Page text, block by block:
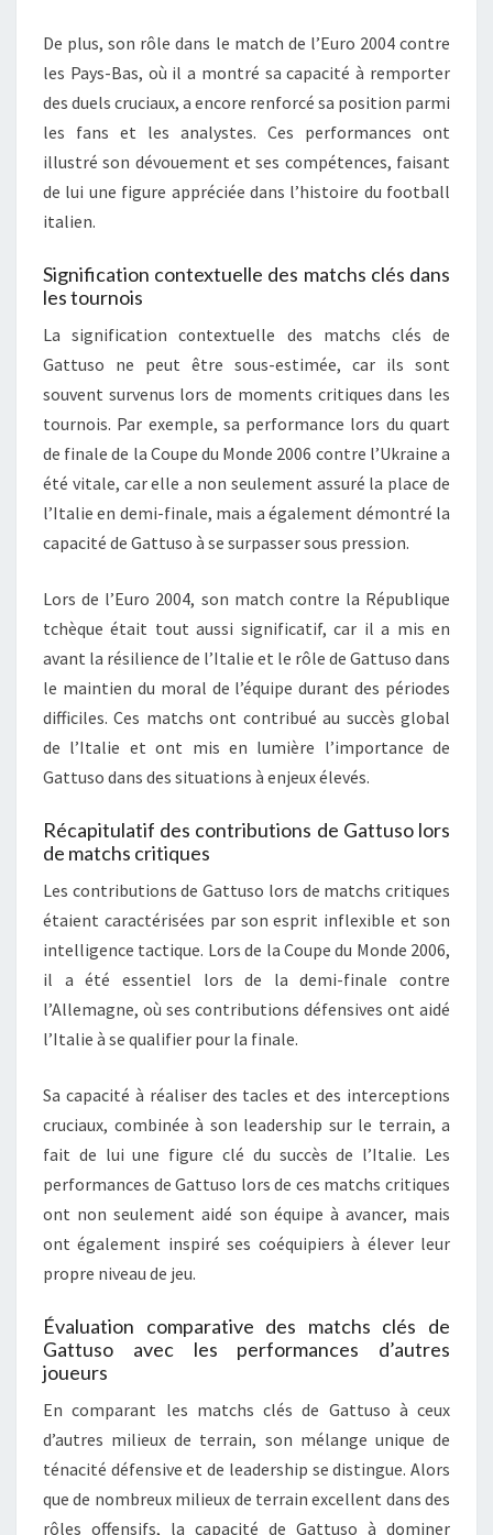
De plus, son rôle dans le match de l’Euro 2004 contre
les Pays-Bas, où il a montré sa capacité à remporter
des duels cruciaux, a encore renforcé sa position parmi
les fans et les analystes. Ces performances ont
illustré son dévouement et ses compétences, faisant
de lui une figure appréciée dans l’histoire du football
italien.
Signification contextuelle des matchs clés dans
les tournois
La signification contextuelle des matchs clés de
Gattuso ne peut être sous-estimée, car ils sont
souvent survenus lors de moments critiques dans les
tournois. Par exemple, sa performance lors du quart
de finale de la Coupe du Monde 2006 contre l’Ukraine a
été vitale, car elle a non seulement assuré la place de
l’Italie en demi-finale, mais a également démontré la
capacité de Gattuso à se surpasser sous pression.
Lors de l’Euro 2004, son match contre la République
tchèque était tout aussi significatif, car il a mis en
avant la résilience de l’Italie et le rôle de Gattuso dans
le maintien du moral de l’équipe durant des périodes
difficiles. Ces matchs ont contribué au succès global
de l’Italie et ont mis en lumière l’importance de
Gattuso dans des situations à enjeux élevés.
Récapitulatif des contributions de Gattuso lors
de matchs critiques
Les contributions de Gattuso lors de matchs critiques
étaient caractérisées par son esprit inflexible et son
intelligence tactique. Lors de la Coupe du Monde 2006,
il a été essentiel lors de la demi-finale contre
l’Allemagne, où ses contributions défensives ont aidé
l’Italie à se qualifier pour la finale.
Sa capacité à réaliser des tacles et des interceptions
cruciaux, combinée à son leadership sur le terrain, a
fait de lui une figure clé du succès de l’Italie. Les
performances de Gattuso lors de ces matchs critiques
ont non seulement aidé son équipe à avancer, mais
ont également inspiré ses coéquipiers à élever leur
propre niveau de jeu.
Évaluation comparative des matchs clés de
Gattuso avec les performances d’autres
joueurs
En comparant les matchs clés de Gattuso à ceux
d’autres milieux de terrain, son mélange unique de
ténacité défensive et de leadership se distingue. Alors
que de nombreux milieux de terrain excellent dans des
rôles offensifs, la capacité de Gattuso à dominer